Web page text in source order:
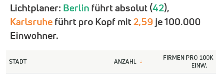
Lichtplaner: Berlin führt absolut (42),
Karlsruheführt pro Kopf mit2,59 je 100.000
Einwohner.
STADT ANZAHL ↓
FIRMEN PRO 100K
EINW.